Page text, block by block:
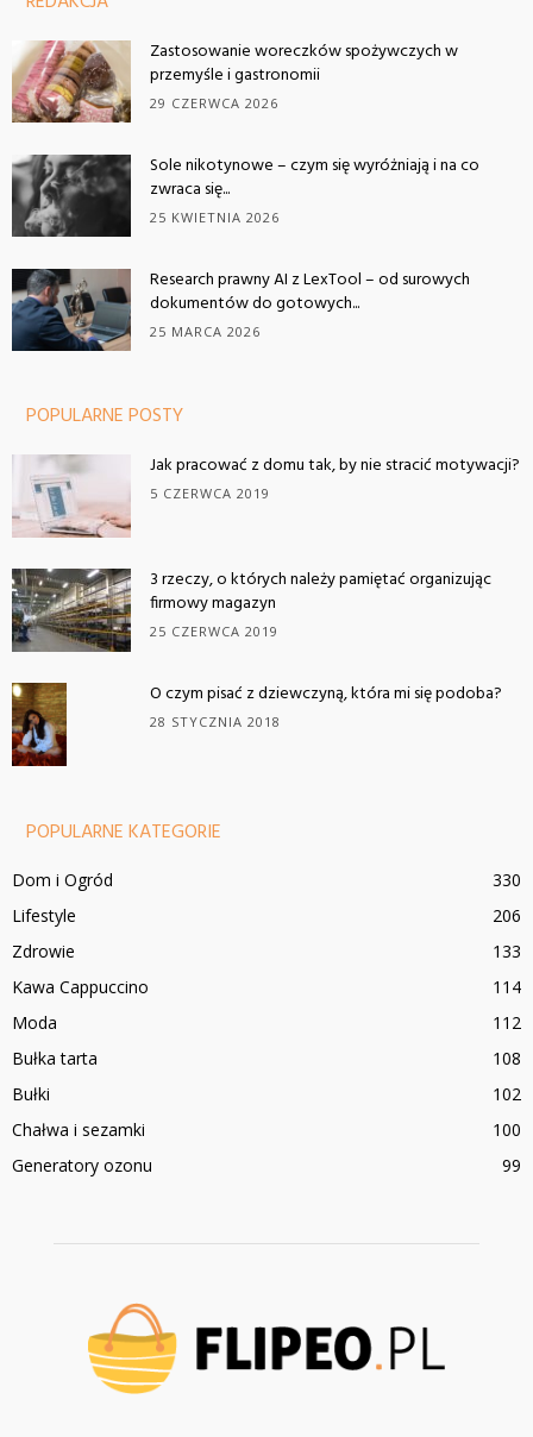
Zastosowanie woreczków spożywczych w
przemyśle i gastronomii
29 CZERWCA 2026
Sole nikotynowe – czym się wyróżniają i na co
zwraca się...
25 KWIETNIA 2026
Research prawny AI z LexTool – od surowych
dokumentów do gotowych...
25 MARCA 2026
POPULARNE POSTY
Jak pracować z domu tak, by nie stracić motywacji?
5 CZERWCA 2019
3 rzeczy, o których należy pamiętać organizując
firmowy magazyn
25 CZERWCA 2019
O czym pisać z dziewczyną, która mi się podoba?
28 STYCZNIA 2018
POPULARNE KATEGORIE
Dom i Ogród
330
Lifestyle
206
Zdrowie
133
Kawa Cappuccino
114
Moda
112
Bułka tarta
108
Bułki
102
Chałwa i sezamki
100
Generatory ozonu
99